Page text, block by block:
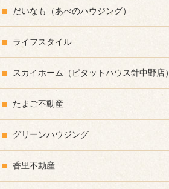
だいなも（あべのハウジング）
ライフスタイル
スカイホーム（ピタットハウス針中野店）
たまご不動産
グリーンハウジング
香里不動産